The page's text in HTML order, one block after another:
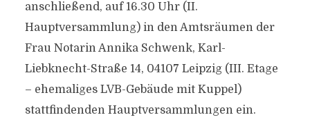
anschließend, auf 16.30 Uhr (II.
Hauptversammlung) in den Amtsräumen der
Frau Notarin Annika Schwenk, Karl-
Liebknecht-Straße 14, 04107 Leipzig (III. Etage
– ehemaliges LVB-Gebäude mit Kuppel)
stattfindenden Hauptversammlungen ein.